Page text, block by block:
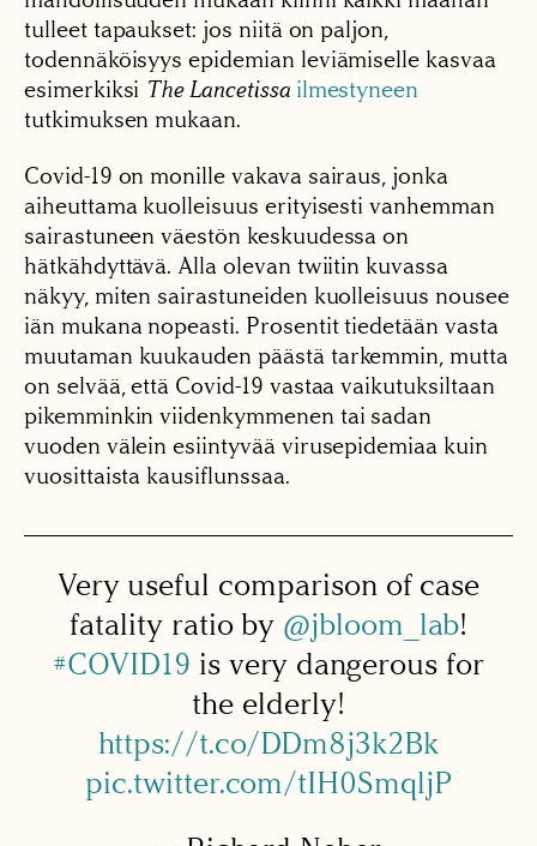
tulleet tapaukset: jos niitä on paljon,
todennäköisyys epidemian leviämiselle kasvaa
esimerkiksi The Lancetissa ilmestyneen
tutkimuksen mukaan.
Covid-19 on monille vakava sairaus, jonka
aiheuttama kuolleisuus erityisesti vanhemman
sairastuneen väestön keskuudessa on
hätkähdyttävä. Alla olevan twiitin kuvassa
näkyy, miten sairastuneiden kuolleisuus nousee
iän mukana nopeasti. Prosentit tiedetään vasta
muutaman kuukauden päästä tarkemmin, mutta
on selvää, että Covid-19 vastaa vaikutuksiltaan
pikemminkin viidenkymmenen tai sadan
vuoden välein esiintyvää virusepidemiaa kuin
vuosittaista kausiflunssaa.
Very useful comparison of case
fatality ratio by @jbloom_lab!
#COVID19 is very dangerous for
the elderly!
https://t.co/DDm8j3k2Bk
pic.twitter.com/tIH0SmqljP